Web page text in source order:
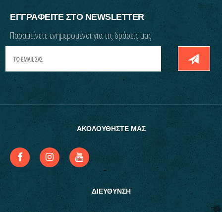
ΕΓΓΡΑΦΕΙΤΕ ΣΤΟ NEWSLETTER
Παραμείνετε ενημερωμένοι για τις δράσεις μας
ΑΚΟΛΟΥΘΗΣΤΕ ΜΑΣ
ΔΙΕΥΘΥΝΣΗ